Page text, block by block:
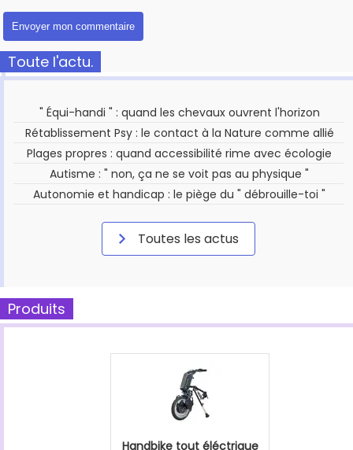
Toute l'actu.
" Équi-handi " : quand les chevaux ouvrent l'horizon
Rétablissement Psy : le contact à la Nature comme allié
Plages propres : quand accessibilité rime avec écologie
Autisme : " non, ça ne se voit pas au physique "
Autonomie et handicap : le piège du " débrouille-toi "
Toutes les actus
Produits
Handbike tout éléctrique